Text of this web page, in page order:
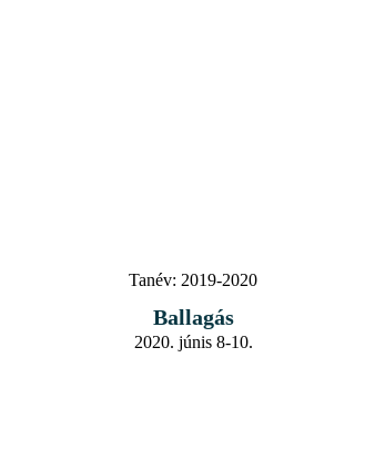
Tanév: 2019-2020
Ballagás
2020. júnis 8-10.